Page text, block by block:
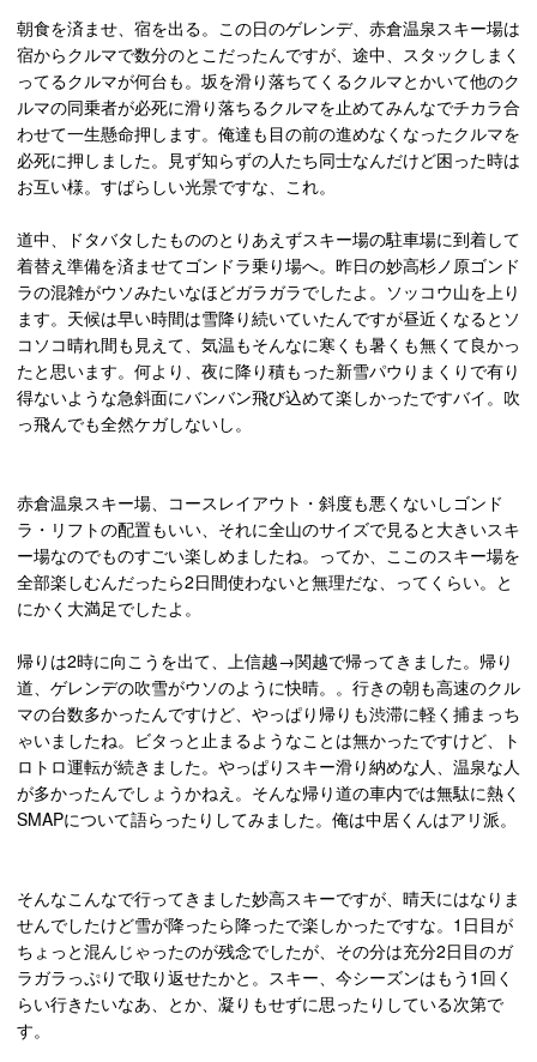
朝食を済ませ、宿を出る。この日のゲレンデ、赤倉温泉スキー場は
宿からクルマで数分のとこだったんですが、途中、スタックしまく
ってるクルマが何台も。坂を滑り落ちてくるクルマとかいて他のク
ルマの同乗者が必死に滑り落ちるクルマを止めてみんなでチカラ合
わせて一生懸命押します。俺達も目の前の進めなくなったクルマを
必死に押しました。見ず知らずの人たち同士なんだけど困った時は
お互い様。すばらしい光景ですな、これ。
道中、ドタバタしたもののとりあえずスキー場の駐車場に到着して
着替え準備を済ませてゴンドラ乗り場へ。昨日の妙高杉ノ原ゴンド
ラの混雑がウソみたいなほどガラガラでしたよ。ソッコウ山を上り
ます。天候は早い時間は雪降り続いていたんですが昼近くなるとソ
コソコ晴れ間も見えて、気温もそんなに寒くも暑くも無くて良かっ
たと思います。何より、夜に降り積もった新雪パウりまくりで有り
得ないような急斜面にバンバン飛び込めて楽しかったですバイ。吹
っ飛んでも全然ケガしないし。
赤倉温泉スキー場、コースレイアウト・斜度も悪くないしゴンド
ラ・リフトの配置もいい、それに全山のサイズで見ると大きいスキ
ー場なのでものすごい楽しめましたね。ってか、ここのスキー場を
全部楽しむんだったら2日間使わないと無理だな、ってくらい。と
にかく大満足でしたよ。
帰りは2時に向こうを出て、上信越→関越で帰ってきました。帰り
道、ゲレンデの吹雪がウソのように快晴。。行きの朝も高速のクル
マの台数多かったんですけど、やっぱり帰りも渋滞に軽く捕まっち
ゃいましたね。ビタっと止まるようなことは無かったですけど、ト
ロトロ運転が続きました。やっぱりスキー滑り納めな人、温泉な人
が多かったんでしょうかねえ。そんな帰り道の車内では無駄に熱く
SMAPについて語らったりしてみました。俺は中居くんはアリ派。
そんなこんなで行ってきました妙高スキーですが、晴天にはなりま
せんでしたけど雪が降ったら降ったで楽しかったですな。1日目が
ちょっと混んじゃったのが残念でしたが、その分は充分2日目のガ
ラガラっぷりで取り返せたかと。スキー、今シーズンはもう1回く
らい行きたいなあ、とか、凝りもせずに思ったりしている次第で
す。